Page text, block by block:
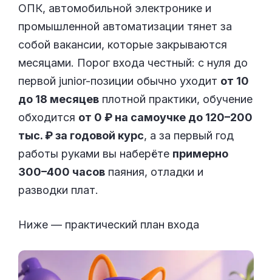
ОПК, автомобильной электронике и
промышленной автоматизации тянет за
собой вакансии, которые закрываются
месяцами. Порог входа честный: с нуля до
первой junior-позиции обычно уходит от 10
до 18 месяцев плотной практики, обучение
обходится от 0 ₽ на самоучке до 120–200
тыс. ₽ за годовой курс, а за первый год
работы руками вы наберёте примерно
300–400 часов паяния, отладки и
разводки плат.
Ниже — практический план входа